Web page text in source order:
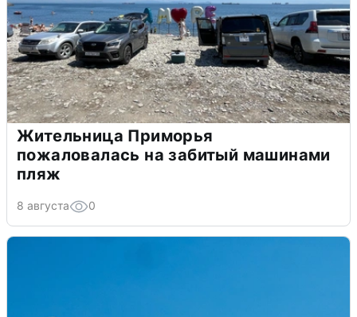
Жительница Приморья
пожаловалась на забитый машинами
пляж
8 августа 0